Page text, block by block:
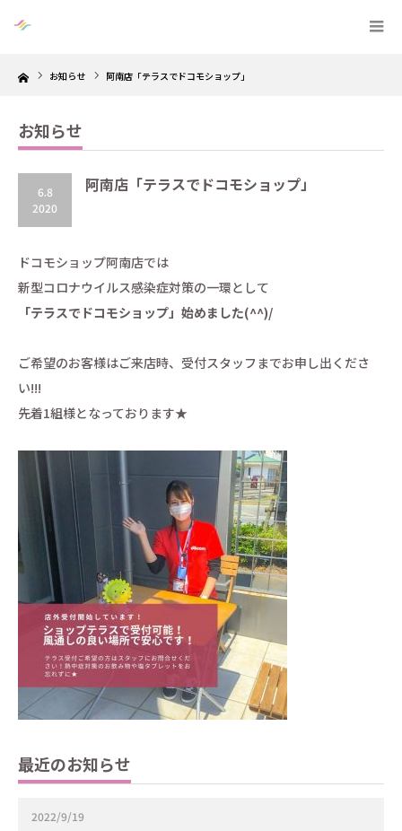
Home お知らせ 阿南店「テラスでドコモショップ」
お知らせ
6.8
2020
阿南店「テラスでドコモショップ」
ドコモショップ阿南店では
新型コロナウイルス感染症対策の一環として
「テラスでドコモショップ」始めました(^^)/
ご希望のお客様はご来店時、受付スタッフまでお申し出くださ
い!!!
先着1組様となっております★
最近のお知らせ
2022/9/19